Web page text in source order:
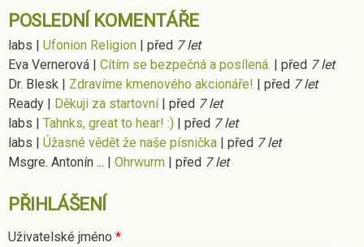
POSLEDNÍ KOMENTÁŘE
labs | Ufonion Religion | před 7 let
Eva Vernerová | Cítím se bezpečná a posílená. | před 7 let
Dr. Blesk | Zdravíme kmenového akcionáře! | před 7 let
Ready | Děkuji za startovní | před 7 let
labs | Tahnks, great to hear! :) | před 7 let
labs | Úžasné vědět že naše písnička | před 7 let
Msgre. Antonín ... | Ohrwurm | před 7 let
PŘIHLÁŠENÍ
Uživatelské jméno *